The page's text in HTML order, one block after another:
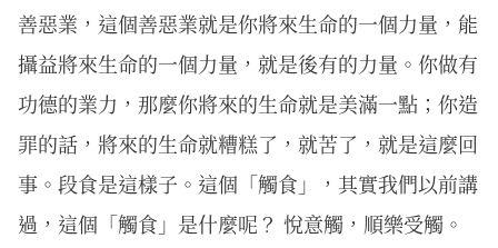
善惡業，這個善惡業就是你將來生命的一個力量，能
攝益將來生命的一個力量，就是後有的力量。你做有
功德的業力，那麼你將來的生命就是美滿一點；你造
罪的話，將來的生命就糟糕了，就苦了，就是這麼回
事。段食是這樣子。這個「觸食」，其實我們以前講
過，這個「觸食」是什麼呢？ 悅意觸，順樂受觸。